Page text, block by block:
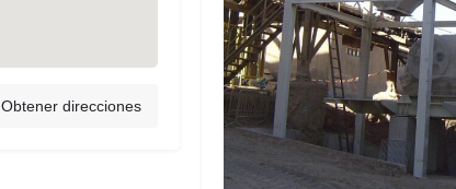
Obtener direcciones